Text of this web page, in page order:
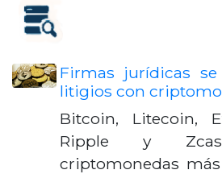
Firmas jurídicas se
litigios con
Bitcoin, Litecoin,
Ripple y
criptomonedas